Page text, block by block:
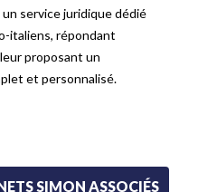
service juridique dédié
italiens, répondant
proposant un
et personnalisé.
SIMON ASSOCIÉS